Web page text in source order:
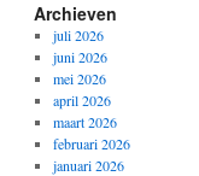
Archieven
juli 2026
juni 2026
mei 2026
april 2026
maart 2026
februari 2026
januari 2026